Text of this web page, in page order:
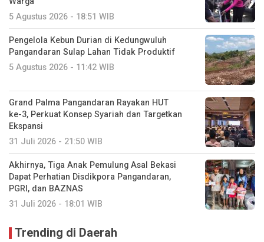
5 Agustus 2026 - 18:51 WIB
Pengelola Kebun Durian di Kedungwuluh
Pangandaran Sulap Lahan Tidak Produktif ‎
5 Agustus 2026 - 11:42 WIB
Grand Palma Pangandaran Rayakan HUT
ke-3, Perkuat Konsep Syariah dan Targetkan
Ekspansi
31 Juli 2026 - 21:50 WIB
Akhirnya, Tiga Anak Pemulung Asal Bekasi
Dapat Perhatian Disdikpora Pangandaran,
PGRI, dan BAZNAS
31 Juli 2026 - 18:01 WIB
Trending di Daerah